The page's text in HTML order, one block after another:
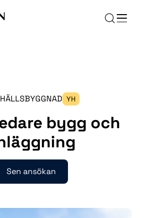
YH
bygg och
Sen ansökan